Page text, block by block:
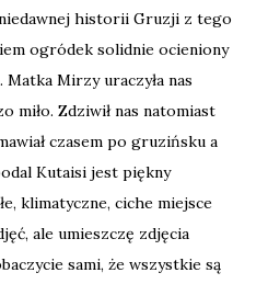
historii Gruzji z tego
ogródek solidnie ocieniony
Mirzy uraczyła nas
miło. Zdziwił nas natomiast
czasem po gruzińsku a
Kutaisi jest piękny
klimatyczne, ciche miejsce
ale umieszczę zdjęcia
sami, że wszystkie są